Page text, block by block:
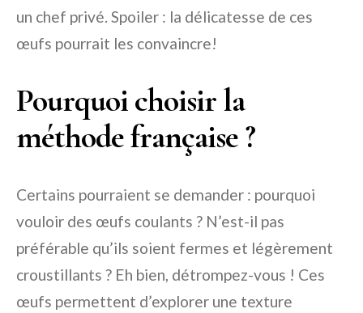
un chef privé. Spoiler : la délicatesse de ces
œufs pourrait les convaincre!
Pourquoi choisir la
méthode française ?
Certains pourraient se demander : pourquoi
vouloir des œufs coulants ? N’est-il pas
préférable qu’ils soient fermes et légèrement
croustillants ? Eh bien, détrompez-vous ! Ces
œufs permettent d’explorer une texture